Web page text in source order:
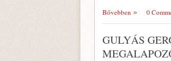
Bővebben 0
GULYÁS